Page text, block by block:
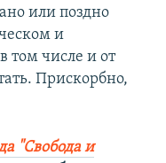
или поздно
и
том числе и от
Прискорбно,
"Свобода и